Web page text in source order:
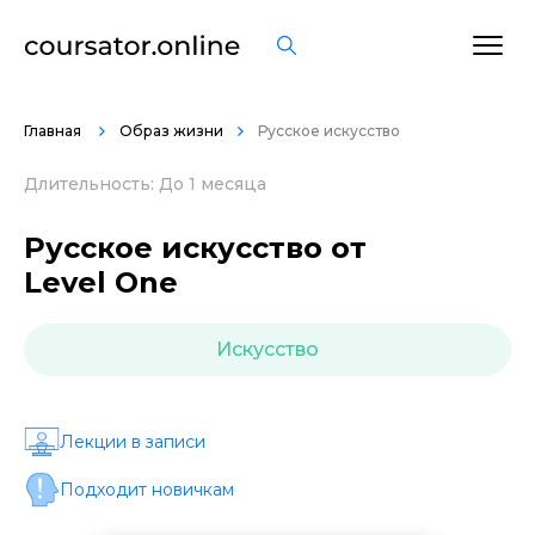
Главная Образ жизни Русское искусство
Длительность: До 1 месяца
Русское искусство от
Level One
Искусство
Лекции в записи
Подходит новичкам